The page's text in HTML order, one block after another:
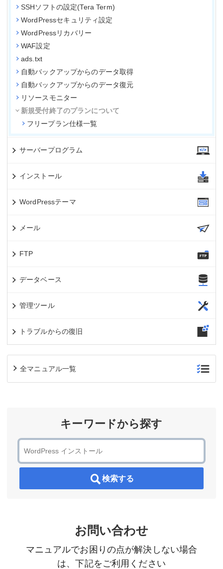
SSHソフトの設定(Tera Term)
WordPressセキュリティ設定
WordPressリカバリー
WAF設定
ads.txt
自動バックアップからのデータ取得
自動バックアップからのデータ復元
リソースモニター
新規受付終了のプランについて
フリープラン仕様一覧
サーバープログラム
インストール
WordPressテーマ
メール
FTP
データベース
管理ツール
トラブルからの復旧
全マニュアル一覧
キーワードから探す
検索する
お問い合わせ
マニュアルでお困りの点が解決しない場合
は、下記をご利用ください